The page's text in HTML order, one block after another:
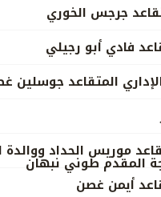
جرجس الخوري
فادي أبو رجيلي
المتقاعد جوسلين
موريس الحداد ووالدة
المقدم طوني نبهان
أيمن غصن